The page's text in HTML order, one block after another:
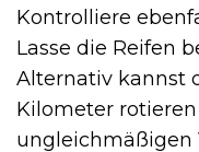
Kontrolliere
Lasse die Reifen
Alternativ kannst
Kilometer
ungleichmäßigen